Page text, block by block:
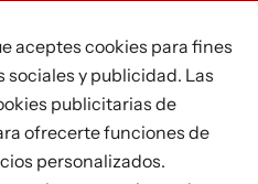
aceptes cookies para fines
y publicidad. Las
publicitarias de
ofrecerte funciones de
personalizados.